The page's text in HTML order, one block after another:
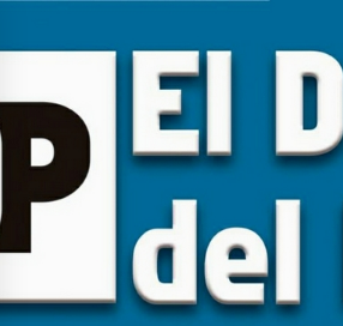
content
EL DIARIO DEL
PUEBLO